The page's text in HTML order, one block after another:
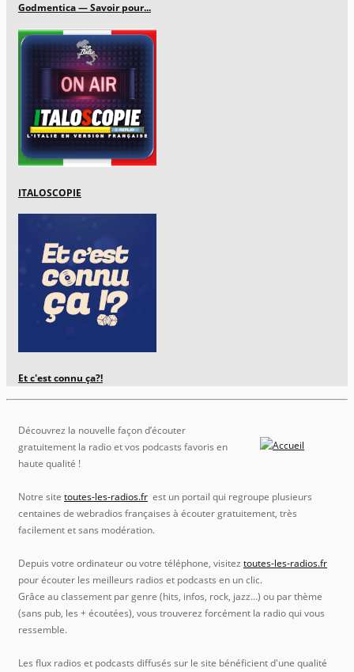
Godmentica — Savoir pour...
ITALOSCOPIE
Et c'est connu ça?!
Découvrez la nouvelle façon d’écouter
gratuitement la radio et vos podcasts favoris en
haute qualité !
Notre site toutes-les-radios.fr est un portail qui regroupe plusieurs
centaines de webradios françaises à écouter gratuitement, très
facilement et sans modération.
Depuis votre ordinateur ou votre téléphone, visitez toutes-les-radios.fr
pour écouter les meilleurs radios et podcasts en un clic.
Grâce au classement par genre (hits, infos, rock, jazz…) ou par thème
(sans pub, les + écoutées), vous trouverez forcément la radio qui vous
ressemble.
Les flux radios et podcasts diffusés sur le site bénéficient d'une qualité